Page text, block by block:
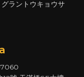
ラントウキョウサ